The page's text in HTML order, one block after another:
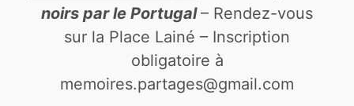
noirs par le Portugal – Rendez-vous
sur la Place Lainé – Inscription
obligatoire à
memoires.partages@gmail.com